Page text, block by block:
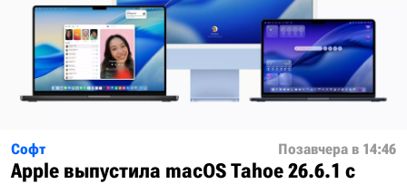
Софт Позавчера в 14:46
Apple выпустила macOS Tahoe 26.6.1 с